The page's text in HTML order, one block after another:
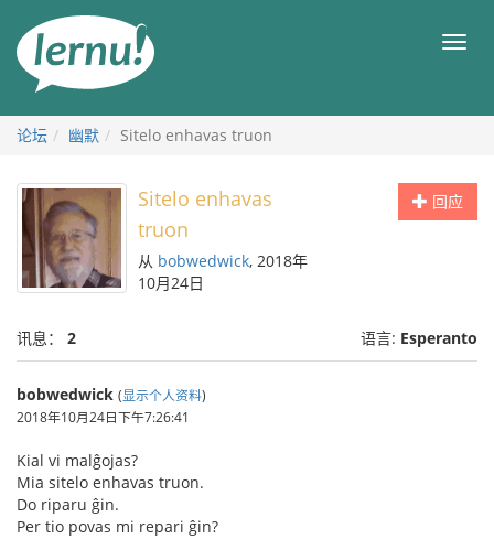
目
论坛 幽默 Sitelo enhavas truon
回应
Sitelo enhavas
truon
从 bobwedwick, 2018年
10月24日
讯息： 2 语言: Esperanto
bobwedwick (显示个人资料)
2018年10月24日下午7:26:41
Kial vi malĝojas?
Mia sitelo enhavas truon.
Do riparu ĝin.
Per tio povas mi repari ĝin?